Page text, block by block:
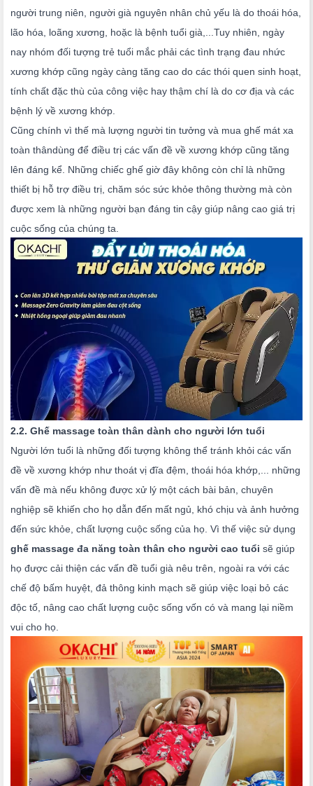
người trung niên, người già nguyên nhân chủ yếu là do thoái hóa,
lão hóa, loãng xương, hoặc là bệnh tuổi già,...Tuy nhiên, ngày
nay nhóm đối tượng trẻ tuổi mắc phải các tình trạng đau nhức
xương khớp cũng ngày càng tăng cao do các thói quen sinh hoạt,
tính chất đặc thù của công việc hay thậm chí là do cơ địa và các
bệnh lý về xương khớp.
Cũng chính vì thế mà lượng người tin tưởng và mua ghế mát xa
toàn thândùng để điều trị các vấn đề về xương khớp cũng tăng
lên đáng kể. Những chiếc ghế giờ đây không còn chỉ là những
thiết bị hỗ trợ điều trị, chăm sóc sức khỏe thông thường mà còn
được xem là những người bạn đáng tin cậy giúp nâng cao giá trị
cuộc sống của chúng ta.
2.2. Ghế massage toàn thân dành cho người lớn tuổi
Người lớn tuổi là những đối tượng không thể tránh khỏi các vấn
đề về xương khớp như thoát vị đĩa đệm, thoái hóa khớp,... những
vấn đề mà nếu không được xử lý một cách bài bản, chuyên
nghiệp sẽ khiến cho họ dẫn đến mất ngủ, khó chịu và ảnh hưởng
đến sức khỏe, chất lượng cuộc sống của họ. Vì thế việc sử dụng
ghế massage đa năng toàn thân cho người cao tuổi sẽ giúp
họ được cải thiện các vấn đề tuổi già nêu trên, ngoài ra với các
chế độ bấm huyệt, đả thông kinh mạch sẽ giúp việc loại bỏ các
độc tố, nâng cao chất lượng cuộc sống vốn có và mang lại niềm
vui cho họ.